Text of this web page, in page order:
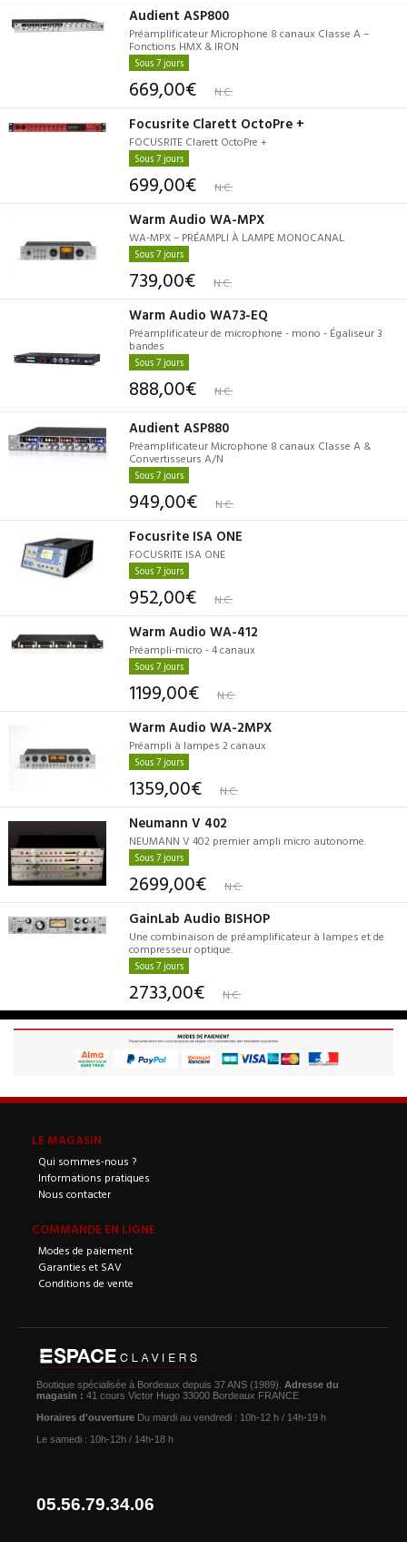
Audient ASP800
Préamplificateur Microphone 8 canaux Classe A –
Fonctions HMX & IRON
Sous 7 jours
669,00€ N.C.
Focusrite Clarett OctoPre +
FOCUSRITE Clarett OctoPre +
Sous 7 jours
699,00€ N.C.
Warm Audio WA-MPX
WA-MPX – PRÉAMPLI À LAMPE MONOCANAL
Sous 7 jours
739,00€ N.C.
Warm Audio WA73-EQ
Préamplificateur de microphone - mono - Égaliseur 3
bandes
Sous 7 jours
888,00€ N.C.
Audient ASP880
Préamplificateur Microphone 8 canaux Classe A &
Convertisseurs A/N
Sous 7 jours
949,00€ N.C.
Focusrite ISA ONE
FOCUSRITE ISA ONE
Sous 7 jours
952,00€ N.C.
Warm Audio WA-412
Préampli-micro - 4 canaux
Sous 7 jours
1199,00€ N.C.
Warm Audio WA-2MPX
Préampli à lampes 2 canaux
Sous 7 jours
1359,00€ N.C.
Neumann V 402
NEUMANN V 402 premier ampli micro autonome.
Sous 7 jours
2699,00€ N.C.
GainLab Audio BISHOP
Une combinaison de préamplificateur à lampes et de
compresseur optique.
Sous 7 jours
2733,00€ N.C.
LE MAGASIN
Qui sommes-nous ?
Informations pratiques
Nous contacter
COMMANDE EN LIGNE
Modes de paiement
Garanties et SAV
Conditions de vente
Boutique spécialisée à Bordeaux depuis 37 ANS (1989). Adresse du
magasin : 41 cours Victor Hugo 33000 Bordeaux FRANCE
Horaires d'ouverture Du mardi au vendredi : 10h-12 h / 14h-19 h
Le samedi : 10h-12h / 14h-18 h
05.56.79.34.06